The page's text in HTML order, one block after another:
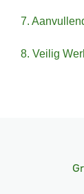
7.
8. Veilig